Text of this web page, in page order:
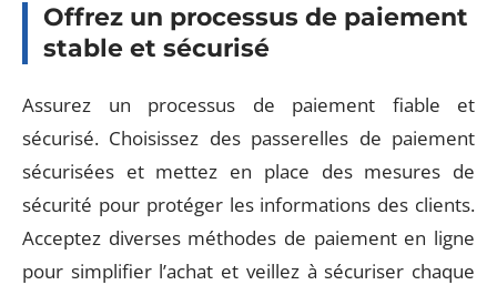
Offrez un processus de paiement
stable et sécurisé
Assurez un processus de paiement fiable et
sécurisé. Choisissez des passerelles de paiement
sécurisées et mettez en place des mesures de
sécurité pour protéger les informations des clients.
Acceptez diverses méthodes de paiement en ligne
pour simplifier l’achat et veillez à sécuriser chaque